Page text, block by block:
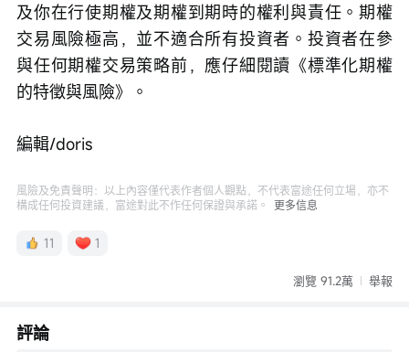
及你在行使期權及期權到期時的權利與責任。期權
交易風險極高，並不適合所有投資者。投資者在參
與任何期權交易策略前，應仔細閱讀《標準化期權
的特徵與風險》。
編輯/doris
風險及免責聲明：以上內容僅代表作者個人觀點，不代表富途任何立場，亦不
構成任何投資建議，富途對此不作任何保證與承諾。
更多信息
11 1
瀏覽 91.2萬 舉報
評論